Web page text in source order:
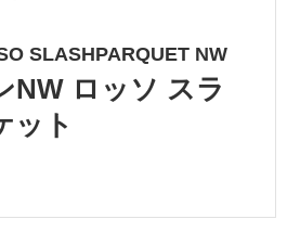
SLASHPARQUET NW
NW ロッソ スラ
ット